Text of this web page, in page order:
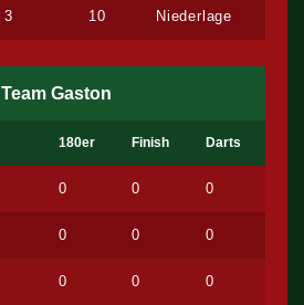
3 10 Niederlage
Team Gaston
180er Finish Darts
0 0 0
0 0 0
0 0 0